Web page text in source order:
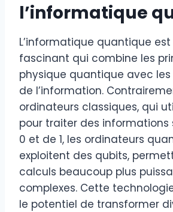
l’informatique
L’informatique quantique
fascinant qui combine les
physique quantique avec
de l’information.
ordinateurs classiques, qui
pour traiter des informations
0 et de 1, les ordinateurs
exploitent des qubits,
calculs beaucoup plus
complexes. Cette
le potentiel de transformer